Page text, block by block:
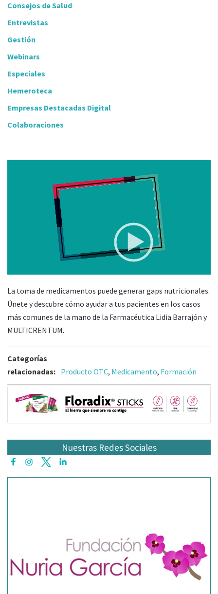
Consejos de Salud
Entrevistas
Gestión
Webinars
Especiales
Hemeroteca
Empresas Destacadas Digital
Colaboraciones
ABORDAJE DE LA INTERACCIÓN FÁRMACO-NUTRIENTE
DESDE LA FARMACIA
La toma de medicamentos puede generar gaps nutricionales.
Únete y descubre cómo ayudar a tus pacientes en los casos
más comunes de la mano de la Farmacéutica Lidia Barrajón y
MULTICRENTUM.
Categorías
relacionadas: Producto OTC, Medicamento, Formación
Nuestras Redes Sociales